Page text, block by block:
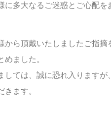
に多大なるご迷惑とご心配
から頂戴いたしましたご指
めました。
しては、誠に恐れ入ります
きます。